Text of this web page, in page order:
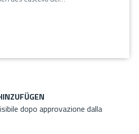
dopo approvazione dalla